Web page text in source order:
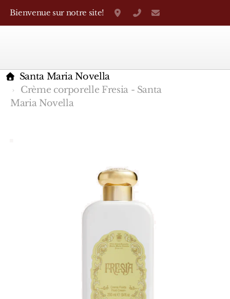
Bienvenue sur notre site! Grand-Rue 38, Genève
+41 22 310 38 75
Santa Maria Novella
Crème corporelle Fresia - Santa
Maria Novella